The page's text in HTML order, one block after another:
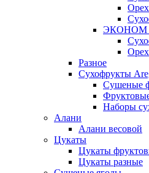
ЭКОНОМ -
Разное
Сухофрукты
Сушеные
Наборы
Алани
Алани весовой
Цукаты
Цукаты
Цукаты разные